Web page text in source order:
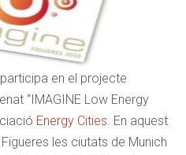
participa en el projecte
“IMAGINE Low Energy
Energy Cities. En aquest
les ciutats de Munich